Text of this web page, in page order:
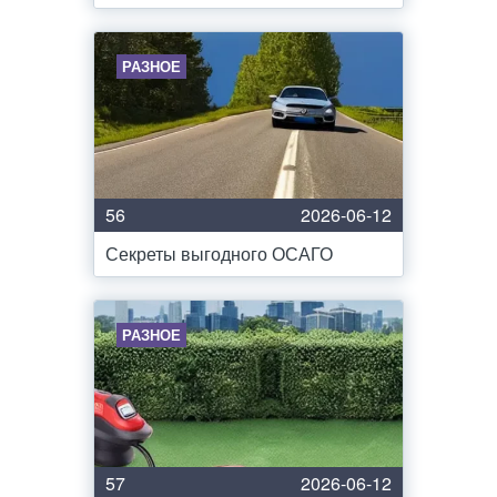
РАЗНОЕ
56
2026-06-12
Секреты выгодного ОСАГО
РАЗНОЕ
57
2026-06-12